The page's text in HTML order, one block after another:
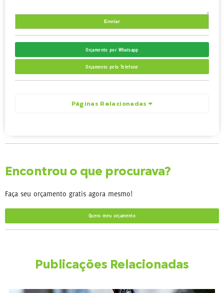
Orçamento por Whatsapp
Orçamento pelo Telefone
Páginas Relacionadas
Encontrou o que procurava?
Faça seu orçamento gratis agora mesmo!
Quero meu orçamento
Publicações Relacionadas